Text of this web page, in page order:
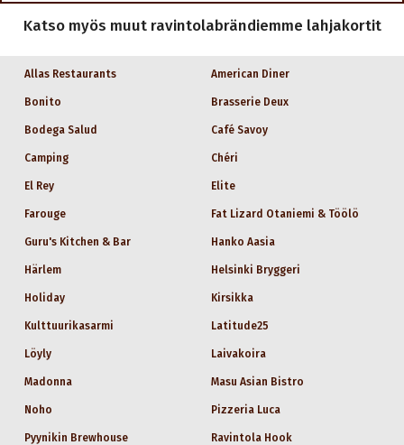
Katso myös muut ravintolabrändiemme lahjakortit
Allas Restaurants American Diner
Bonito Brasserie Deux
Bodega Salud Café Savoy
Camping Chéri
El Rey Elite
Farouge Fat Lizard Otaniemi & Töölö
Guru's Kitchen & Bar Hanko Aasia
Härlem Helsinki Bryggeri
Holiday Kirsikka
Kulttuurikasarmi Latitude25
Löyly Laivakoira
Madonna Masu Asian Bistro
Noho Pizzeria Luca
Pyynikin Brewhouse Ravintola Hook